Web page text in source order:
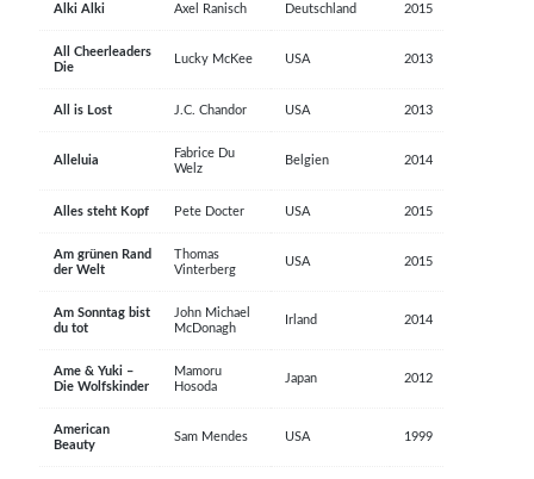
Alki Alki Axel Ranisch Deutschland 2015
All Cheerleaders
Die
Lucky McKee USA 2013
All is Lost J.C. Chandor USA 2013
Alleluia
Fabrice Du
Welz
Belgien 2014
Alles steht Kopf Pete Docter USA 2015
Am grünen Rand
der Welt
Thomas
Vinterberg
USA 2015
Am Sonntag bist
du tot
John Michael
McDonagh
Irland 2014
Ame & Yuki –
Die Wolfskinder
Mamoru
Hosoda
Japan 2012
American
Beauty
Sam Mendes USA 1999